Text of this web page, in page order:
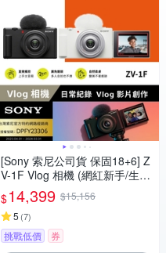
[Sony 索尼公司貨 保固18+6] Z
V-1F Vlog 相機 (網紅新手/生活
隨拍)
$14,399 $15,156
5 (7)
挑戰低價 券